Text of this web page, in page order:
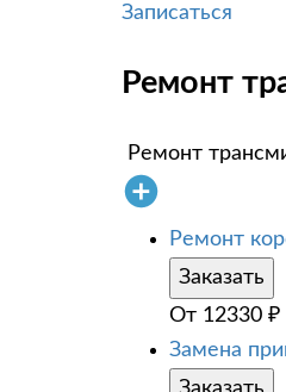
Записаться
Ремонт
Ремонт
Ремонт
Заказать
От 12330 ₽
Замена